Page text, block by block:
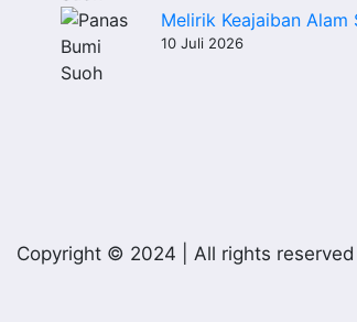
Melirik Keajaiban Alam
10 Juli 2026
Copyright © 2024 | All rights reserved